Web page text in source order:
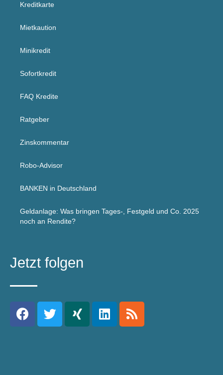
Kreditkarte
Mietkaution
Minikredit
Sofortkredit
FAQ Kredite
Ratgeber
Zinskommentar
Robo-Advisor
BANKEN in Deutschland
Geldanlage: Was bringen Tages-, Festgeld und Co. 2025
noch an Rendite?
Jetzt folgen